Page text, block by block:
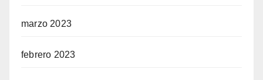
marzo 2023
febrero 2023